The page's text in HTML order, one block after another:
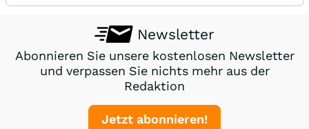
Newsletter
Abonnieren Sie unsere kostenlosen Newsletter
und verpassen Sie nichts mehr aus der
Redaktion
Jetzt abonnieren!